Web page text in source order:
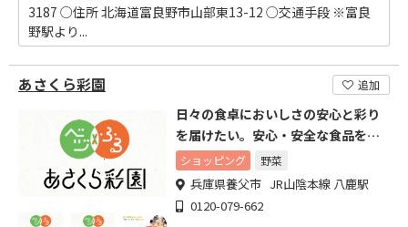
3187 ○住所 北海道富良野市山部東13-12 ○交通手段 ※富良
野駅より...
あさくら彩園 追加
日々の食卓においしさの安心と彩り
を届けたい。安心・安全な食品を少
しでも安くご提供致します。
ショッピング 野菜
兵庫県養父市 JR山陰本線 八鹿駅
0120-079-662